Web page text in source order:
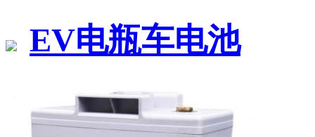
EV电瓶车电池